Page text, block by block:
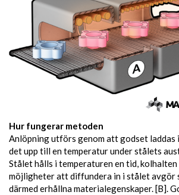
Hur fungerar metoden
Anlöpning utförs genom att godset laddas
det upp till en temperatur under stålets
Stålet hålls i temperaturen en tid,
möjligheter att diffundera in i stålet avgör
därmed erhållna materialegenskaper. [B].